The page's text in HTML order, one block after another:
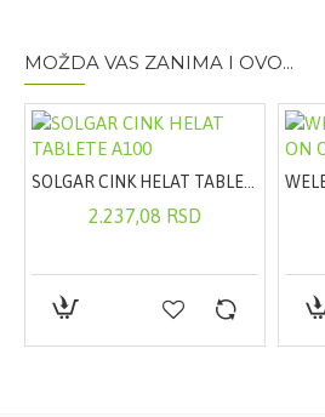
MOŽDA VAS ZANIMA I OVO...
2.237,08 RSD